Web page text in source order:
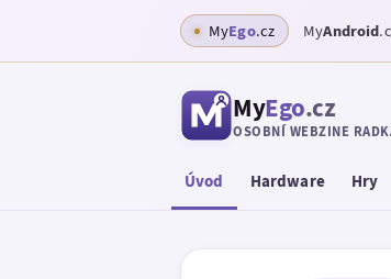
MyEgo.cz MyAndroid
MyEgo.cz
OSOBNÍ WEBZINE
Úvod Hardware Hry